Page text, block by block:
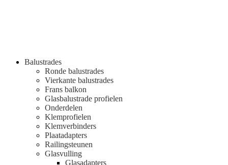
Balustrades
Ronde balustrades
Vierkante balustrades
Frans balkon
Glasbalustrade profielen
Onderdelen
Klemprofielen
Klemverbinders
Plaatadapters
Railingsteunen
Glasvulling
Glasadapters